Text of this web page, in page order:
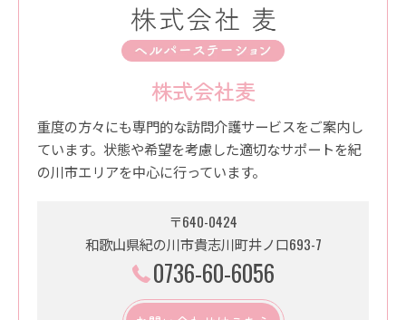
株式会社麦
重度の方々にも専門的な訪問介護サービスをご案内し
ています。状態や希望を考慮した適切なサポートを紀
の川市エリアを中心に行っています。
〒640-0424
和歌山県紀の川市貴志川町井ノ口693-7
0736-60-6056